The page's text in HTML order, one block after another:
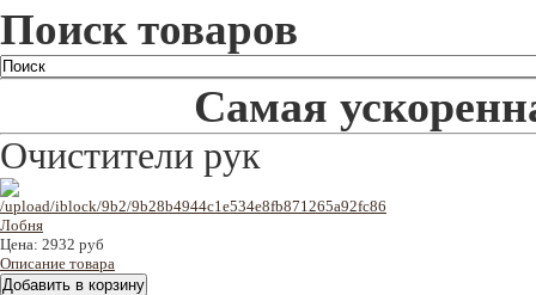
Поиск товаров
Самая
Очистители рук
Цена: 2932 руб
Описание товара